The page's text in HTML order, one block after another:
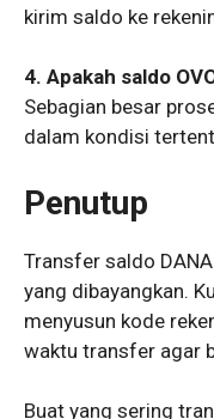
kirim saldo ke
4. Apakah saldo
Sebagian besar
dalam kondisi
Penutup
Transfer saldo
yang dibayangkan.
menyusun kode
waktu transfer agar
Buat yang sering